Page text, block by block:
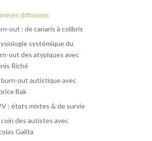
diffusions
out : de canaris à colibris
systémique du
out des atypiques avec
Riché
burn-out autistique avec
Bak
: états mixtes & de survie
coin des autistes avec
Galita